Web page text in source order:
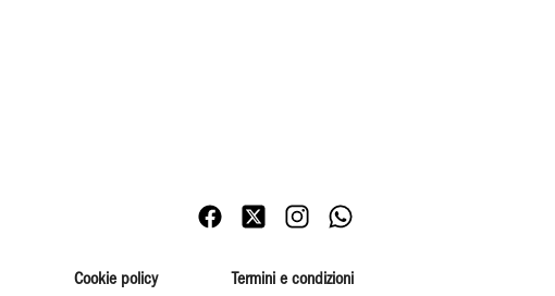
Cookie policy Termini e condizioni